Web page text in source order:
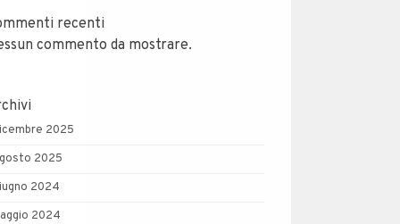
recenti
commento da mostrare.
2025
2025
2024
2024